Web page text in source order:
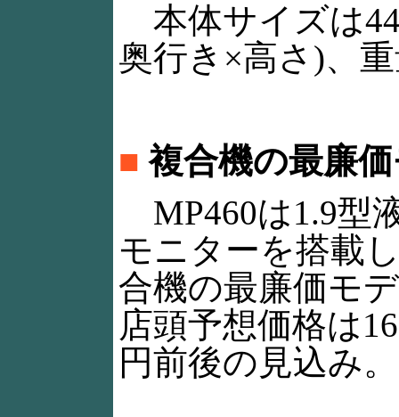
本体サイズは
奥行き×高さ)、
■ 複合機の最廉
MP460は1.9型
モニターを搭載
合機の最廉価モ
店頭予想価格は
円前後の見込み。